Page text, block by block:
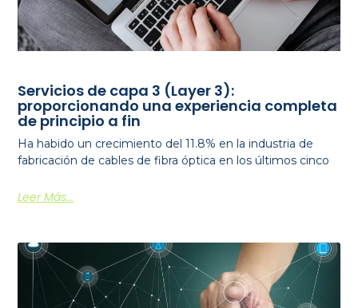
Servicios de capa 3 (Layer 3):
proporcionando una experiencia completa
de principio a fin
Ha habido un crecimiento del 11.8% en la industria de
fabricación de cables de fibra óptica en los últimos cinco
Leer Más...